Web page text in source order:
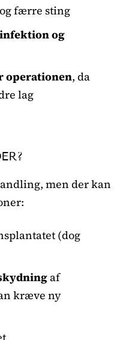
og færre sting
og
operationen, da
lag
men der kan
(dog
af
kræve ny